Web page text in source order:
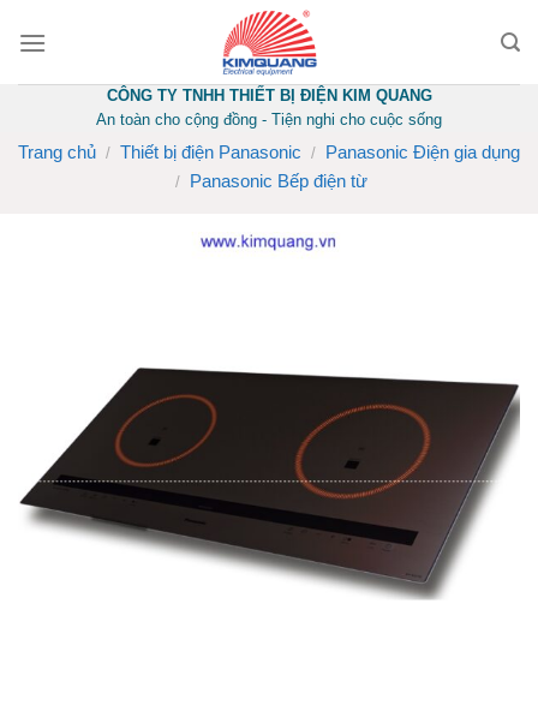
CÔNG TY TNHH THIẾT BỊ ĐIỆN KIM QUANG
An toàn cho cộng đồng - Tiện nghi cho cuộc sống
Trang chủ / Thiết bị điện Panasonic / Panasonic Điện gia dụng
/ Panasonic Bếp điện từ